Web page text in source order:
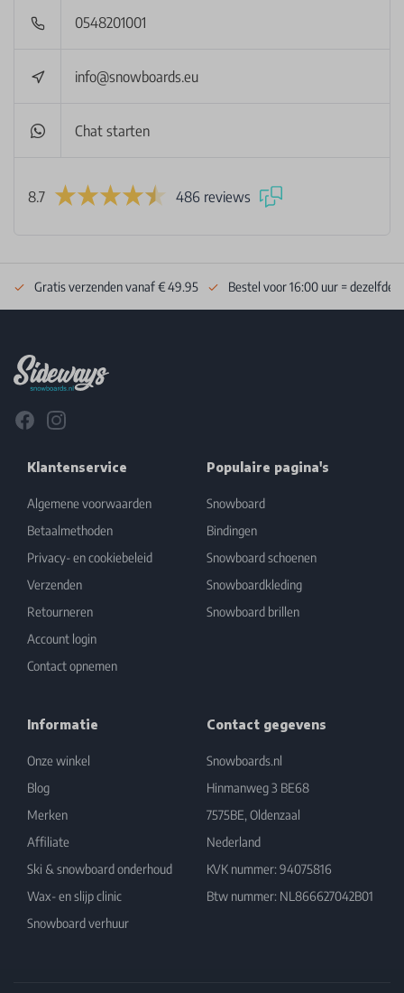
0548201001
info@snowboards.eu
Chat starten
8.7 486 reviews
Gratis verzenden vanaf € 49.95 Bestel voor 16:00 uur = dezelfde
FacebookInstagram
Klantenservice
Algemene voorwaarden
Betaalmethoden
Privacy- en cookiebeleid
Verzenden
Retourneren
Account login
Contact opnemen
Populaire pagina's
Snowboard
Bindingen
Snowboard schoenen
Snowboardkleding
Snowboard brillen
Informatie
Onze winkel
Blog
Merken
Affiliate
Ski & snowboard onderhoud
Wax- en slijp clinic
Snowboard verhuur
Contact gegevens
Snowboards.nl
Hinmanweg 3 BE68
7575BE, Oldenzaal
Nederland
KVK nummer: 94075816
Btw nummer: NL866627042B01